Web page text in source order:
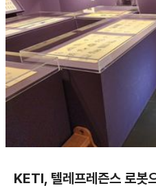
KETI, 텔레프레즌스 로봇